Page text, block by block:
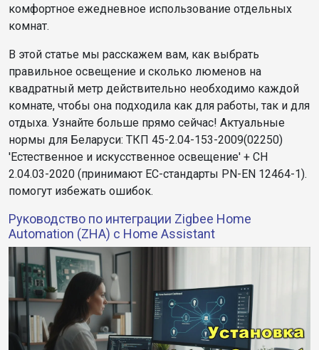
комфортное ежедневное использование отдельных
комнат.
В этой статье мы расскажем вам, как выбрать
правильное освещение и сколько люменов на
квадратный метр действительно необходимо каждой
комнате, чтобы она подходила как для работы, так и для
отдыха. Узнайте больше прямо сейчас! Актуальные
нормы для Беларуси: ТКП 45-2.04-153-2009(02250)
'Естественное и искусственное освещение' + СН
2.04.03-2020 (принимают ЕС-стандарты PN-EN 12464-1).
помогут избежать ошибок.​​
Руководство по интеграции Zigbee Home
Automation (ZHA) с Home Assistant